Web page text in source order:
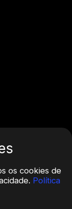
os cookies de
Política